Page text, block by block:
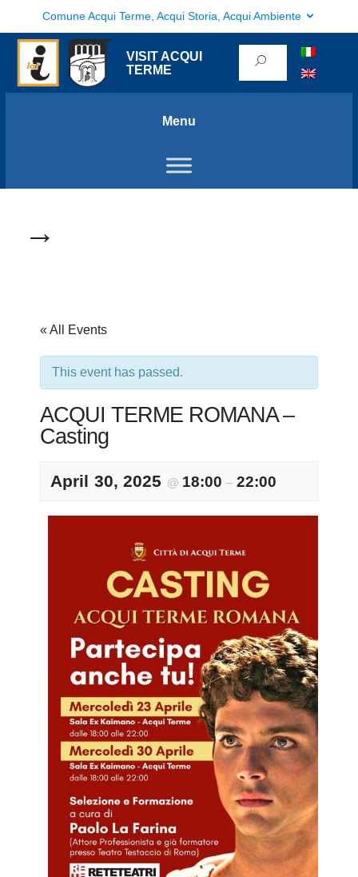
Comune Acqui Terme, Acqui Storia, Acqui Ambiente
VISIT ACQUI
TERME
Menu
→
« All Events
This event has passed.
ACQUI TERME ROMANA –
Casting
April 30, 2025 @ 18:00– 22:00